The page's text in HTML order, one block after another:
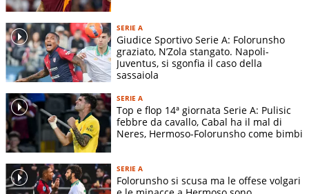
SERIE A
Giudice Sportivo Serie A: Folorunsho
graziato, N’Zola stangato. Napoli-
Juventus, si sgonfia il caso della
sassaiola
SERIE A
Top e flop 14ª giornata Serie A: Pulisic
febbre da cavallo, Cabal ha il mal di
Neres, Hermoso-Folorunsho come bimbi
SERIE A
Folorunsho si scusa ma le offese volgari